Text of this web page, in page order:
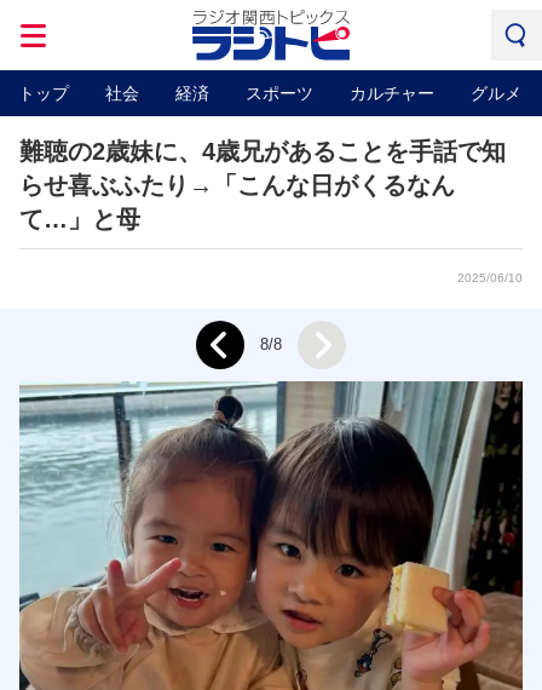
トップ 社会 経済 スポーツ カルチャー グルメ
難聴の2歳妹に、4歳兄があることを手話で知
らせ喜ぶふたり→「こんな日がくるなん
て…」と母
2025/06/10
Prev 8/8